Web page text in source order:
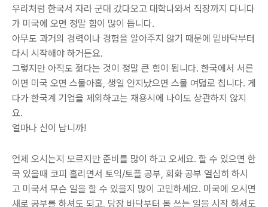
우리처럼 한국서 자라 군대 갔다오고 대학나와서 직장까지 다니다
가 미국에 오면 정말 힘이 많이 듭니다.
아무도 과거의 경력이나 경험을 알아주지 않기 때문에 밑바닥부터
다시 시작해야 하거든요.
그렇지만 아직도 젊다는 것이 정말 큰 힘이 됩니다. 한국에서 서른
이면 미국 오면 스물아홉, 생일 안지났으면 스물 여덟로 칩니다. 게
다가 한국계 기업을 제외하고는 채용시에 나이도 상관하지 않지
요.
얼마나 신이 납니까!
언제 오시는지 모르지만 준비를 많이 하고 오세요. 할 수 있으면 한
국 있을때 코피 흘리면서 토익/토플 공부, 회화 공부 열심히 하시
고 미국서 무슨 일을 할 수 있을지 많이 고민하세요. 미국에 오시면
새로 공부를 하셔도 되고, 당장 바닥부터 몸 쓰는 일을 시작 하셔도